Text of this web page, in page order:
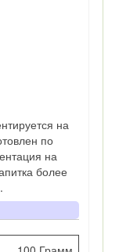
на
по
на
более